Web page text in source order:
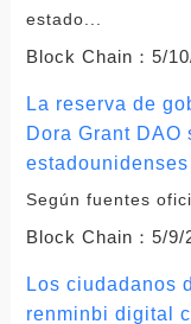
estado...
Block Chain： 5/
La reserva de
Dora Grant
estadounidenses
Según fuentes
Block Chain： 5/9/
Los ciudadanos
renminbi digital